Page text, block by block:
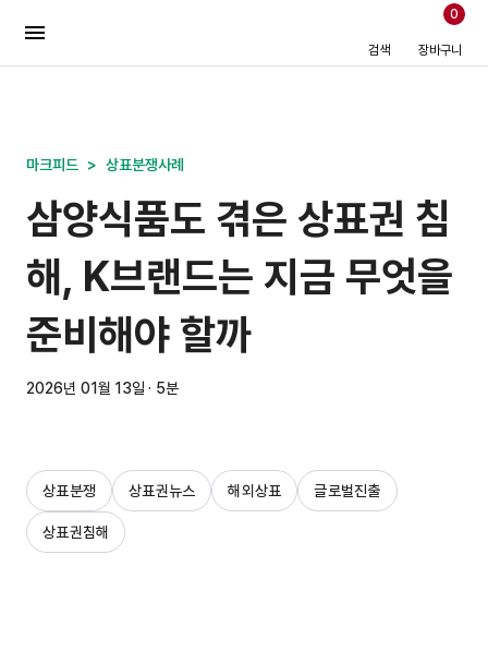
검색 장바구니
0
마크피드 > 상표분쟁사례
삼양식품도 겪은 상표권 침
해, K브랜드는 지금 무엇을
준비해야 할까
2026년 01월 13일 · 5분
상표분쟁 상표권뉴스 해외상표 글로벌진출
상표권침해